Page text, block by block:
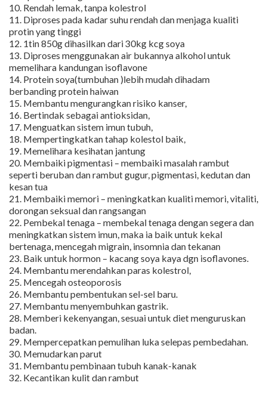
10. Rendah lemak, tanpa kolestrol
11. Diproses pada kadar suhu rendah dan menjaga kualiti
protin yang tinggi
12. 1tin 850g dihasilkan dari 30kg kcg soya
13. Diproses menggunakan air bukannya alkohol untuk
memelihara kandungan isoflavone
14. Protein soya(tumbuhan )lebih mudah dihadam
berbanding protein haiwan
15. Membantu mengurangkan risiko kanser,
16. Bertindak sebagai antioksidan,
17. Menguatkan sistem imun tubuh,
18. Mempertingkatkan tahap kolestol baik,
19. Memelihara kesihatan jantung
20. Membaiki pigmentasi – membaiki masalah rambut
seperti beruban dan rambut gugur, pigmentasi, kedutan dan
kesan tua
21. Membaiki memori – meningkatkan kualiti memori, vitaliti,
dorongan seksual dan rangsangan
22. Pembekal tenaga – membekal tenaga dengan segera dan
meningkatkan sistem imun, maka ia baik untuk kekal
bertenaga, mencegah migrain, insomnia dan tekanan
23. Baik untuk hormon – kacang soya kaya dgn isoflavones.
24. Membantu merendahkan paras kolestrol,
25. Mencegah osteoporosis
26. Membantu pembentukan sel-sel baru.
27. Membantu menyembuhkan gastrik.
28. Memberi kekenyangan, sesuai untuk diet menguruskan
badan.
29. Mempercepatkan pemulihan luka selepas pembedahan.
30. Memudarkan parut
31. Membantu pembinaan tubuh kanak-kanak
32. Kecantikan kulit dan rambut